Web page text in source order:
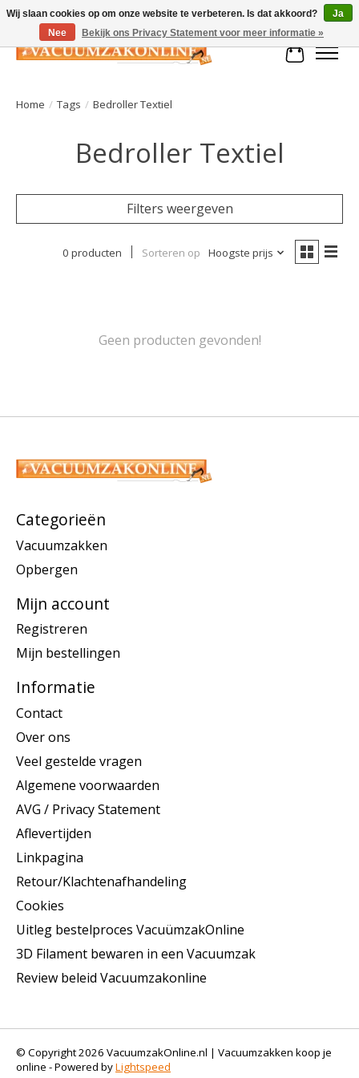
Home / Tags / Bedroller Textiel
Bedroller Textiel
Filters weergeven
0 producten Sorteren op Hoogste prijs
Geen producten gevonden!
Categorieën
Vacuumzakken
Opbergen
Mijn account
Registreren
Mijn bestellingen
Informatie
Contact
Over ons
Veel gestelde vragen
Algemene voorwaarden
AVG / Privacy Statement
Aflevertijden
Linkpagina
Retour/Klachtenafhandeling
Cookies
Uitleg bestelproces VacuümzakOnline
3D Filament bewaren in een Vacuumzak
Review beleid Vacuumzakonline
© Copyright 2026 VacuumzakOnline.nl | Vacuumzakken koop je
online - Powered byLightspeed
Wij slaan cookies op om onze website te verbeteren. Is dat akkoord?
Ja
Nee
Bekijk ons Privacy Statement voor meer informatie »